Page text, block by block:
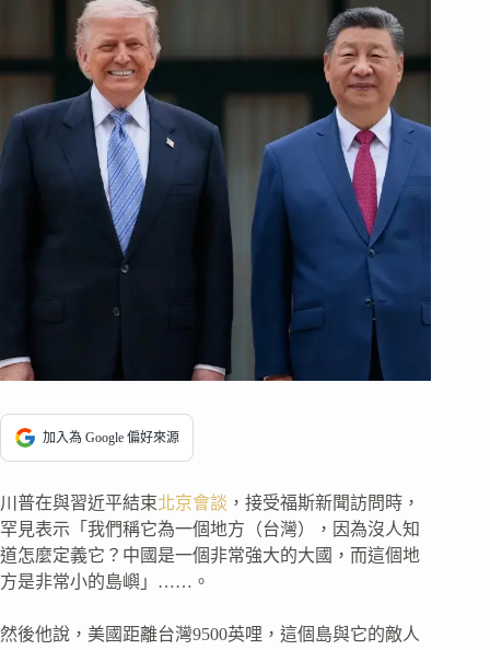
加入為 Google 偏好來源
川普在與習近平結束北京會談 ，接受福斯新聞訪問時，
罕見表示「我們稱它為一個地方（台灣），因為沒人知
道怎麼定義它？中國是一個非常強大的大國，而這個地
方是非常小的島嶼」……。
然後他說，美國距離台灣9500英哩，這個島與它的敵人